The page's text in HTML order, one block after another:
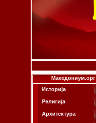
Македониум.орг
Историја
Религија
Архитектура